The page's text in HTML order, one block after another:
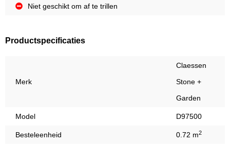
Niet geschikt om af te trillen
Productspecificaties
Merk
Claessen
Stone +
Garden
Model D97500
Besteleenheid 0.72 m2